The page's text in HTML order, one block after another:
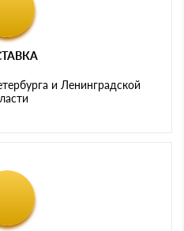
и Ленинградской